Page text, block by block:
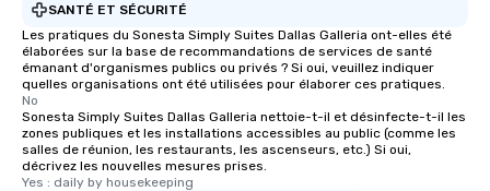
SANTÉ ET SÉCURITÉ
Les pratiques du Sonesta Simply Suites Dallas Galleria ont-elles été
élaborées sur la base de recommandations de services de santé
émanant d'organismes publics ou privés ? Si oui, veuillez indiquer
quelles organisations ont été utilisées pour élaborer ces pratiques.
No
Sonesta Simply Suites Dallas Galleria nettoie-t-il et désinfecte-t-il les
zones publiques et les installations accessibles au public (comme les
salles de réunion, les restaurants, les ascenseurs, etc.) Si oui,
décrivez les nouvelles mesures prises.
Yes : daily by housekeeping